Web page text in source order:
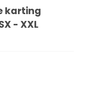
karting
- XXL